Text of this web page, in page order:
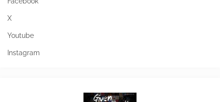
X
Youtube
Instagram